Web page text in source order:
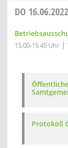
DO 16.06.2022
15:00-15:45 Uhr
Protokoll